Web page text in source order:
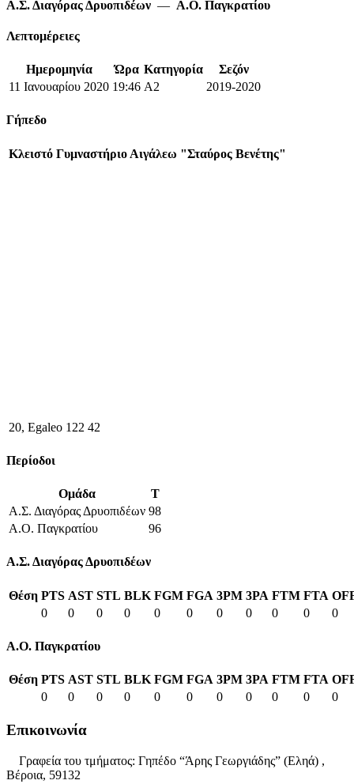
Α.Σ. Διαγόρας Δρυοπιδέων — Α.Ο. Παγκρατίου
Λεπτομέρειες
Ημερομηνία Ώρα Κατηγορία
Σεζόν
11 Ιανουαρίου 2020 19:46 A2 2019-2020
Γήπεδο
Κλειστό Γυμναστήριο Αιγάλεω "Σταύρος Βενέτης"
20, Egaleo 122 42
Περίοδοι
Ομάδα
T
Α.Σ. Διαγόρας Δρυοπιδέων 98
Α.Ο. Παγκρατίου
96
Α.Σ. Διαγόρας Δρυοπιδέων
Θέση PTS AST STL BLK FGM FGA 3PM 3PA FTM FTA
0
0 0 0 0 0 0 0 0 0 0
Α.Ο. Παγκρατίου
Θέση PTS AST STL BLK FGM FGA 3PM 3PA FTM FTA
0
0 0 0 0 0 0 0 0 0 0
Επικοινωνία
Γραφεία του τμήματος: Γηπέδο “Άρης Γεωργιάδης” (Εληά) ,
Βέροια, 59132